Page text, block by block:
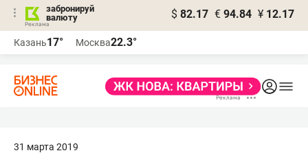
забронируй
валюту
$ 82.17 € 94.84 ¥ 12.17
Казань17° Москва22.3°
31 марта 2019